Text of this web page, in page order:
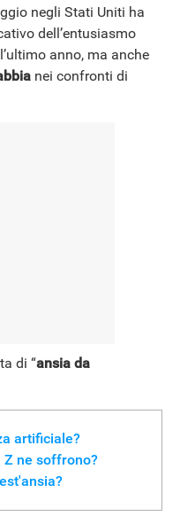
negli Stati Uniti ha
dell’entusiasmo
anno, ma anche
nei confronti di
di “ansia da
artificiale?
Z ne soffrono?